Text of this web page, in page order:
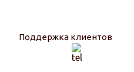
Поддержка клиентов